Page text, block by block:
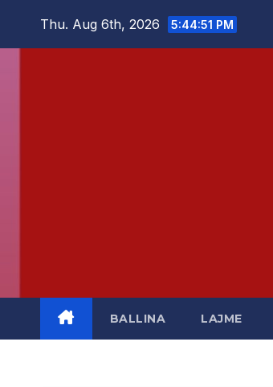
Thu. Aug 6th, 2026 5:44:52 PM
BALLINA LAJME